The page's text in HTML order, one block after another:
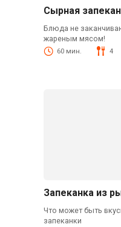
Сырная
Блюда не
жареным мясом!
60 мин. 4
Запеканка из
Что может быть
запеканки